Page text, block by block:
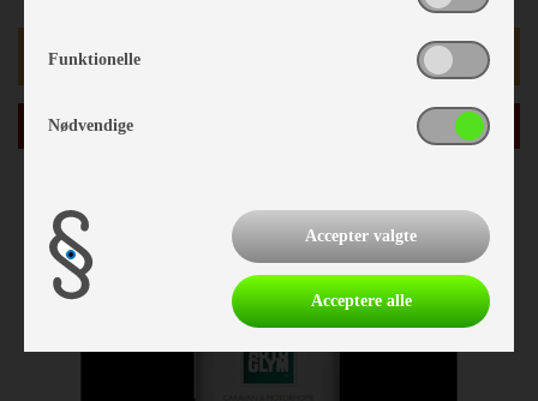
Funktionelle
Nødvendige
Accepter valgte
Acceptere alle